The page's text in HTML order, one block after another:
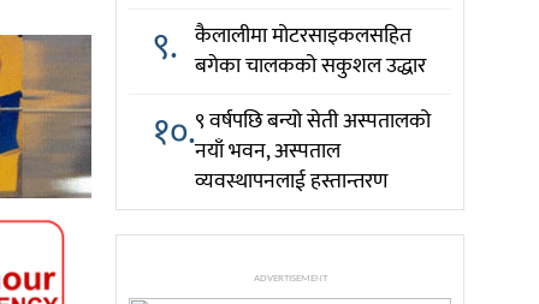
९. कैलालीमा मोटरसाइकलसहित
बगेका चालकको सकुशल उद्धार
१०.९ वर्षपछि बन्यो सेती अस्पतालको
नयाँ भवन, अस्पताल
व्यवस्थापनलाई हस्तान्तरण
ADVERTISEMENT